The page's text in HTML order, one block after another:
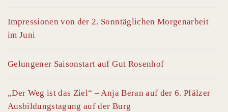
Impressionen von der 2. Sonntäglichen Morgenarbeit
im Juni
Gelungener Saisonstart auf Gut Rosenhof
„Der Weg ist das Ziel“ – Anja Beran auf der 6. Pfälzer
Ausbildungstagung auf der Burg